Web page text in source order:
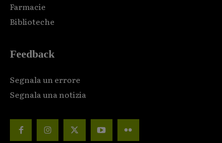
Farmacie
Biblioteche
Feedback
Segnala un errore
Segnala una notizia